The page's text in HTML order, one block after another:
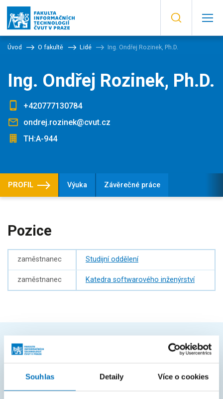
Souhlas Detaily Více o cookies
Úvod O fakultě Lidé Ing. Ondřej Rozinek, Ph.D.
Ing. Ondřej Rozinek, Ph.D.
+420777130784
ondrej.rozinek@cvut.cz
TH:A-944
PROFIL Výuka Závěrečné práce
Pozice
zaměstnanec Studijní oddělení
zaměstnanec Katedra softwarového inženýrství
ČASTO HLEDÁTE
Harmonogram akademického roku
Studijní oddělení